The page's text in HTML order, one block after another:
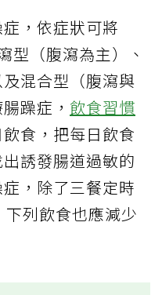
症，依症狀可將
型（腹瀉為主）、
混合型（腹瀉與
躁症， 飲食習慣
食，把每日飲食
誘發腸道過敏的
，除了三餐定時
列飲食也應減少